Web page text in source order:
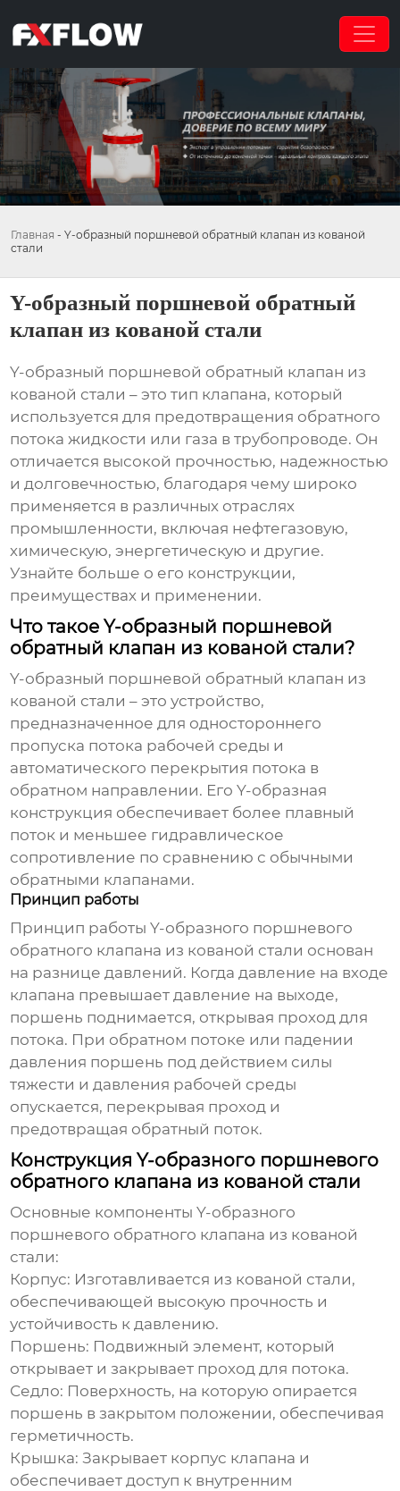
Главная - Y-образный поршневой обратный клапан из кованой
стали
Y-образный поршневой обратный
клапан из кованой стали
Y-образный поршневой обратный клапан из
кованой стали – это тип клапана, который
используется для предотвращения обратного
потока жидкости или газа в трубопроводе. Он
отличается высокой прочностью, надежностью
и долговечностью, благодаря чему широко
применяется в различных отраслях
промышленности, включая нефтегазовую,
химическую, энергетическую и другие.
Узнайте больше о его конструкции,
преимуществах и применении.
Что такое Y-образный поршневой
обратный клапан из кованой стали?
Y-образный поршневой обратный клапан из
кованой стали – это устройство,
предназначенное для одностороннего
пропуска потока рабочей среды и
автоматического перекрытия потока в
обратном направлении. Его Y-образная
конструкция обеспечивает более плавный
поток и меньшее гидравлическое
сопротивление по сравнению с обычными
обратными клапанами.
Принцип работы
Принцип работыY-образного поршневого
обратного клапана из кованой стали основан
на разнице давлений. Когда давление на входе
клапана превышает давление на выходе,
поршень поднимается, открывая проход для
потока. При обратном потоке или падении
давления поршень под действием силы
тяжести и давления рабочей среды
опускается, перекрывая проход и
предотвращая обратный поток.
Конструкция Y-образного поршневого
обратного клапана из кованой стали
Основные компонентыY-образного
поршневого обратного клапана из кованой
стали:
Корпус: Изготавливается из кованой стали,
обеспечивающей высокую прочность и
устойчивость к давлению.
Поршень: Подвижный элемент, который
открывает и закрывает проход для потока.
Седло: Поверхность, на которую опирается
поршень в закрытом положении, обеспечивая
герметичность.
Крышка: Закрывает корпус клапана и
обеспечивает доступ к внутренним